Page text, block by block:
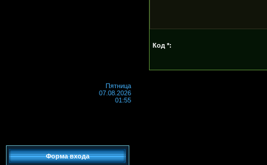
Код *:
Пятница
07.08.2026
01:55
Форма входа